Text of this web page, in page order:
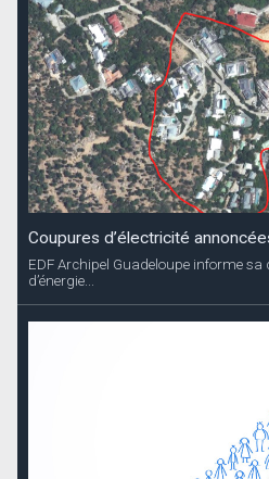
Coupures d’électricité
EDF Archipel Guadeloupe informe
d’énergie...